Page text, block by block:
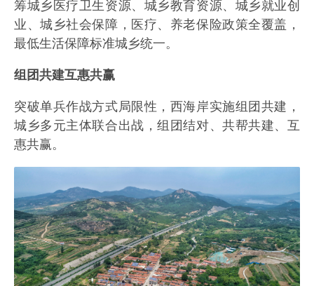
筹城乡医疗卫生资源、城乡教育资源、城乡就业创
业、城乡社会保障，医疗、养老保险政策全覆盖，
最低生活保障标准城乡统一。
组团共建互惠共赢
突破单兵作战方式局限性，西海岸实施组团共建，
城乡多元主体联合出战，组团结对、共帮共建、互
惠共赢。